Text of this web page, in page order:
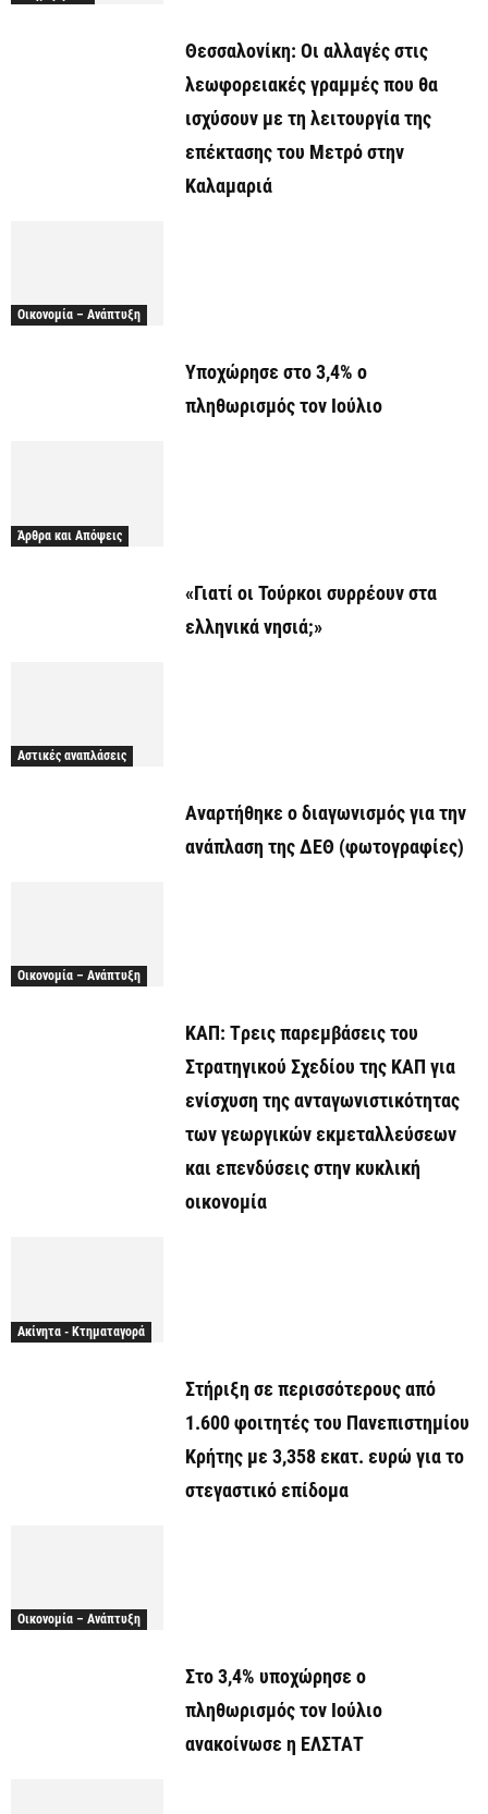
Θεσσαλονίκη: Οι αλλαγές στις
λεωφορειακές γραμμές που θα
ισχύσουν με τη λειτουργία της
επέκτασης του Μετρό στην
Καλαμαριά
Οικονομία – Ανάπτυξη
Υποχώρησε στο 3,4% ο
πληθωρισμός τον Ιούλιο
Άρθρα και Απόψεις
«Γιατί οι Τούρκοι συρρέουν στα
ελληνικά νησιά;»
Αστικές αναπλάσεις
Αναρτήθηκε o διαγωνισμός για την
ανάπλαση της ΔΕΘ (φωτογραφίες)
Οικονομία – Ανάπτυξη
ΚΑΠ: Tρεις παρεμβάσεις του
Στρατηγικού Σχεδίου της ΚΑΠ για
ενίσχυση της ανταγωνιστικότητας
των γεωργικών εκμεταλλεύσεων
και επενδύσεις στην κυκλική
οικονομία
Ακίνητα - Κτηματαγορά
Στήριξη σε περισσότερους από
1.600 φοιτητές του Πανεπιστημίου
Κρήτης με 3,358 εκατ. ευρώ για το
στεγαστικό επίδομα
Οικονομία – Ανάπτυξη
Στο 3,4% υποχώρησε ο
πληθωρισμός τον Ιούλιο
ανακοίνωσε η ΕΛΣΤΑΤ